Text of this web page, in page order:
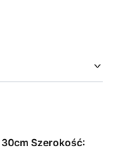
30cm Szerokość: